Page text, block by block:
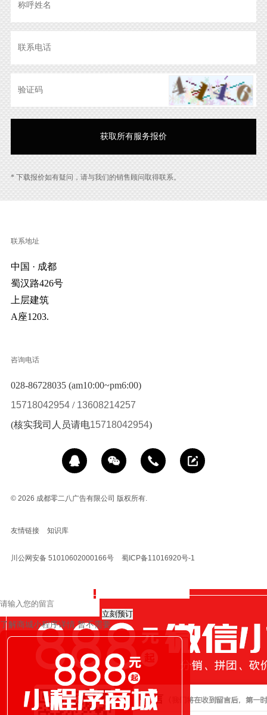
* 下载报价如有疑问，请与我们的销售顾问取得联系。
联系地址
中国 · 成都
蜀汉路426号
上层建筑
A座1203.
咨询电话
028-86728035 (am10:00~pm6:00)
15718042954/ 13608214257
(核实我司人员请电15718042954)
© 2026 成都零二八广告有限公司 版权所有.
友情链接 知识库
川公网安备 51010602000166号 蜀ICP备11016920号-1
立刻预订
了解商城小程序详情 暂不需要